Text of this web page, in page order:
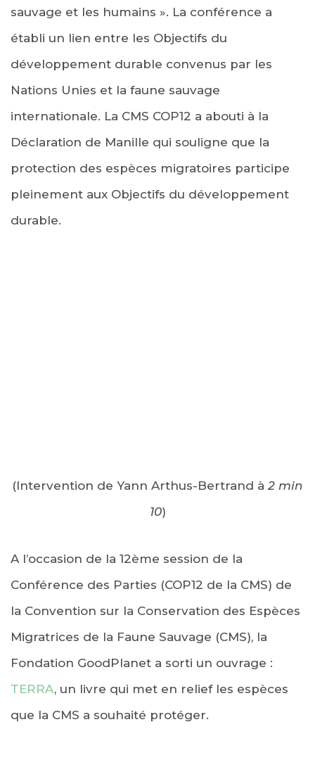
sauvage et les humains ». La conférence a
établi un lien entre les Objectifs du
développement durable convenus par les
Nations Unies et la faune sauvage
internationale. La CMS COP12 a abouti à la
Déclaration de Manille qui souligne que la
protection des espèces migratoires participe
pleinement aux Objectifs du développement
durable.
(Intervention de Yann Arthus-Bertrand à2 min
10)
A l’occasion de la 12ème session de la
Conférence des Parties (COP12 de la CMS) de
la Convention sur la Conservation des Espèces
Migratrices de la Faune Sauvage (CMS), la
Fondation GoodPlanet a sorti un ouvrage :
TERRA, un livre qui met en relief les espèces
que la CMS a souhaité protéger.